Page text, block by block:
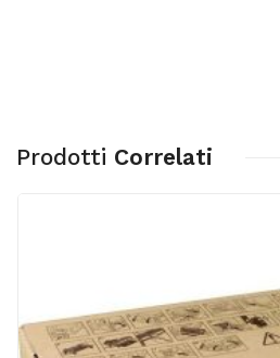
Prodotti Correlati